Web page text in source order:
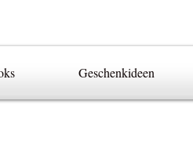
Geschenkideen